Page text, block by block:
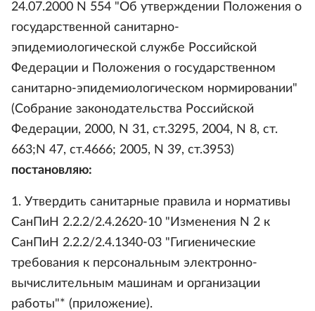
24.07.2000 N 554 "Об утверждении Положения о
государственной санитарно-
эпидемиологической службе Российской
Федерации и Положения о государственном
санитарно-эпидемиологическом нормировании"
(Собрание законодательства Российской
Федерации, 2000, N 31, ст.3295, 2004, N 8, ст.
663;N 47, ст.4666; 2005, N 39, ст.3953)
постановляю:
1. Утвердить санитарные правила и нормативы
СанПиН 2.2.2/2.4.2620-10 "Изменения N 2 к
СанПиН 2.2.2/2.4.1340-03 "Гигиенические
требования к персональным электронно-
вычислительным машинам и организации
работы"* (приложение).